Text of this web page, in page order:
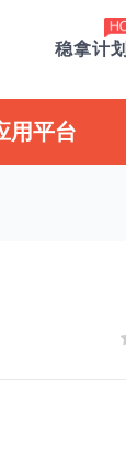
稳拿计划
用平台